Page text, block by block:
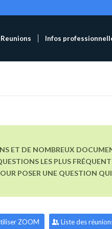
Reunions Infos
ET DE NOMBREUX
LES PLUS
POSER UNE QUESTION
ZOOM Liste des